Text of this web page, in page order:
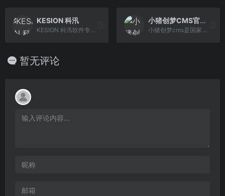
KESION 科汛
KESION 科汛软件专注于为商家搭建独立部署网校、培训考试系统、在线教育系统、社交电商SaaS、知识付费SaaS、在线网校SaaS、企微营销助手和开源建站CMS等服务，让 商业经营更简单。
小猪创梦CMS官方站
小猪创梦cms是国家高新技术企业,双软认证企业,提供微信营销系统,o2o系统,微信分销,电商分销系统,小程序开发服务,公司客户遍布世界各地
暂无评论